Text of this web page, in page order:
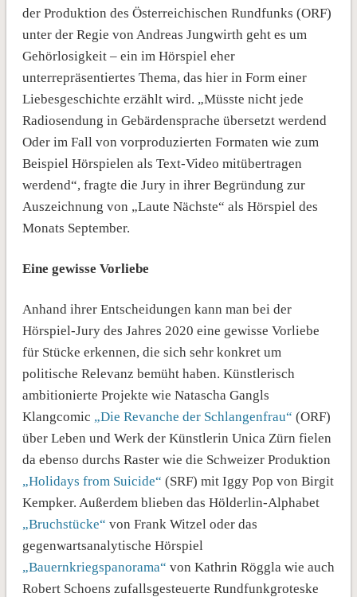
der Produktion des Österreichischen Rundfunks (ORF)
unter der Regie von Andreas Jungwirth geht es um
Gehörlosigkeit – ein im Hörspiel eher
unterrepräsentiertes Thema, das hier in Form einer
Liebesgeschichte erzählt wird. „Müsste nicht jede
Radiosendung in Gebärdensprache übersetzt werdend
Oder im Fall von vorproduzierten Formaten wie zum
Beispiel Hörspielen als Text-Video mitübertragen
werdend“, fragte die Jury in ihrer Begründung zur
Auszeichnung von „Laute Nächste“ als Hörspiel des
Monats September.
Eine gewisse Vorliebe
Anhand ihrer Entscheidungen kann man bei der
Hörspiel-Jury des Jahres 2020 eine gewisse Vorliebe
für Stücke erkennen, die sich sehr konkret um
politische Relevanz bemüht haben. Künstlerisch
ambitionierte Projekte wie Natascha Gangls
Klangcomic „Die Revanche der Schlangenfrau“ (ORF)
über Leben und Werk der Künstlerin Unica Zürn fielen
da ebenso durchs Raster wie die Schweizer Produktion
„Holidays from Suicide“ (SRF) mit Iggy Pop von Birgit
Kempker. Außerdem blieben das Hölderlin-Alphabet
„Bruchstücke“ von Frank Witzel oder das
gegenwartsanalytische Hörspiel
„Bauernkriegspanorama“ von Kathrin Röggla wie auch
Robert Schoens zufallsgesteuerte Rundfunkgroteske